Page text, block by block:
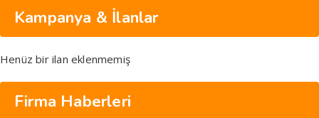
Kampanya & İlanlar
Henüz bir ilan eklenmemiş
Firma Haberleri